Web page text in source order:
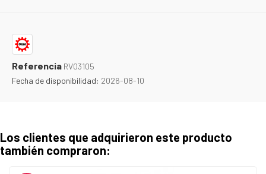
Referencia RV03105
Fecha de disponibilidad: 2026-08-10
Los clientes que adquirieron este producto
también compraron: